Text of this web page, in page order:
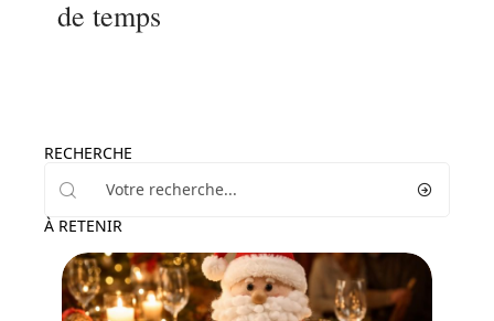
de temps
RECHERCHE
À RETENIR